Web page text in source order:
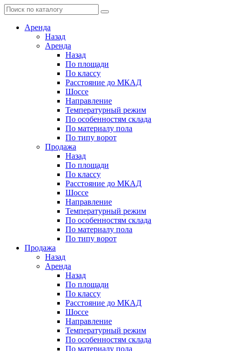
Аренда
Назад
Аренда
Назад
По площади
По классу
Расстояние до МКАД
Шоссе
Направление
Температурный режим
По особенностям склада
По материалу пола
По типу ворот
Продажа
Назад
По площади
По классу
Расстояние до МКАД
Шоссе
Направление
Температурный режим
По особенностям склада
По материалу пола
По типу ворот
Продажа
Назад
Аренда
Назад
По площади
По классу
Расстояние до МКАД
Шоссе
Направление
Температурный режим
По особенностям склада
По материалу пола